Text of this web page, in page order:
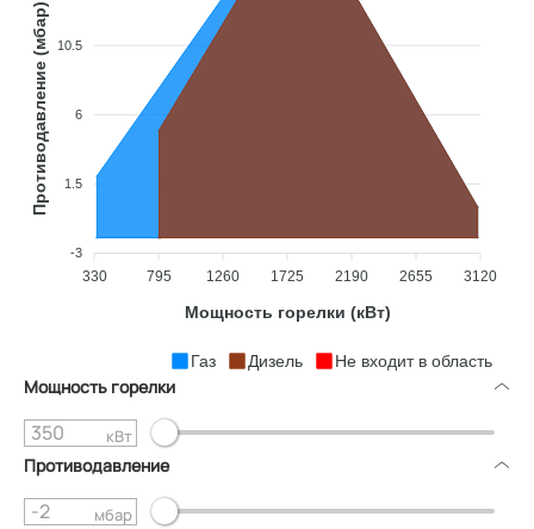
10.5
6
1.5
-3
Противодавление (мбар)
330 795 1260 1725 2190 2655 3120
Мощность горелки (кВт)
Газ Дизель Не входит в область
Мощность горелки
кВт
Противодавление
мбар